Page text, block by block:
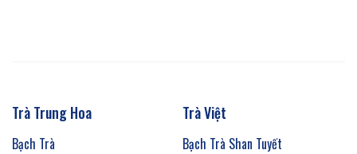
Trà Trung Hoa
Bạch Trà
Trà Việt
Bạch Trà Shan Tuyết